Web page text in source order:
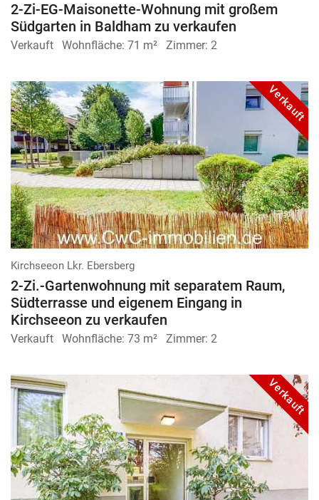
2-Zi-EG-Maisonette-Wohnung mit großem
Südgarten in Baldham zu verkaufen
Verkauft Wohnfläche: 71 m² Zimmer: 2
Verkauft
Kirchseeon Lkr. Ebersberg
2-Zi.-Gartenwohnung mit separatem Raum,
Südterrasse und eigenem Eingang in
Kirchseeon zu verkaufen
Verkauft Wohnfläche: 73 m² Zimmer: 2
Verkauft